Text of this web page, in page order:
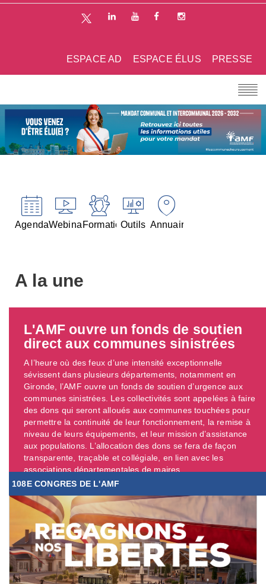
PRESSE
ESPACE ÉLUS
ESPACE AD
AgendaWebinairesFormationsOutils Annuaires
A la une
L'AMF ouvre un fonds de soutien
direct aux communes sinistrées
A l’heure où des feux d’une intensité exceptionnelle
sévissent dans plusieurs départements, notamment en
Gironde, l’AMF ouvre un fonds de soutien d’urgence aux
communes sinistrées. Les collectivités sont appelées à faire
des dons qui seront alloués aux communes touchées pour
permettre la continuité de leur fonctionnement, la remise à
niveau de leurs équipements, et leur mission d’assistance
aux populations. L’allocation des dons se fera de façon
transparente, traçable et collégiale, en lien avec les
associations départementales de maires. ...
108E CONGRES DE L'AMF